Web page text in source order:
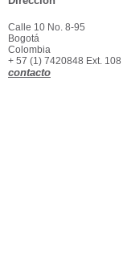
Calle 10 No. 8-95
Bogotá
Colombia
+ 57 (1) 7420848 Ext. 108
contacto